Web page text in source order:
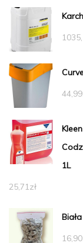
44,99
1L
25,71zł
16,90